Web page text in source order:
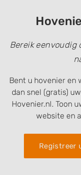
Bereik eenvoudig
Bent u hovenier en
dan snel (gratis)
Hovenier.nl. Toon
website en
Registreer